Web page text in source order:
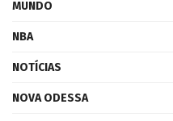
MUNDO
NBA
NOTÍCIAS
NOVA ODESSA